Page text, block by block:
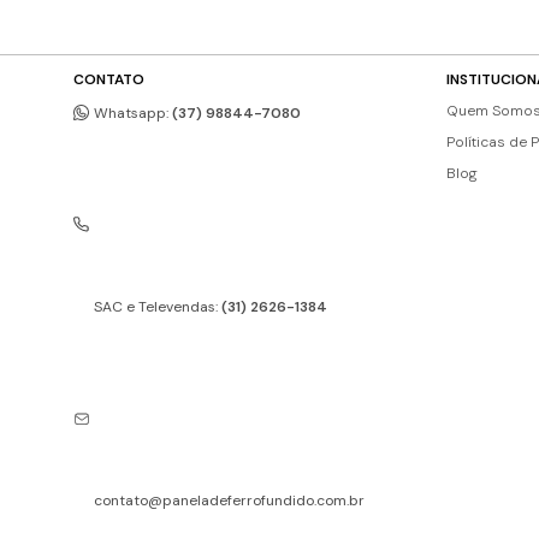
CONTATO
Whatsapp:(37) 98844-7080
SAC e Televendas:(31) 2626-1384
contato@paneladeferrofundido.com.br
Quem Somos
Políticas de
Blog